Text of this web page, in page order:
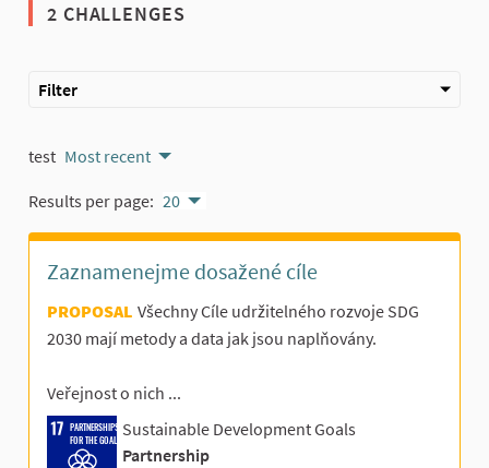
2 CHALLENGES
Filter
test Most recent
Results per page: 20
Zaznamenejme dosažené cíle
PROPOSAL Všechny Cíle udržitelného rozvoje SDG
2030 mají metody a data jak jsou naplňovány.
Veřejnost o nich ...
PARTNERSHIPS
FOR THE GOALS
Sustainable Development Goals
Partnership